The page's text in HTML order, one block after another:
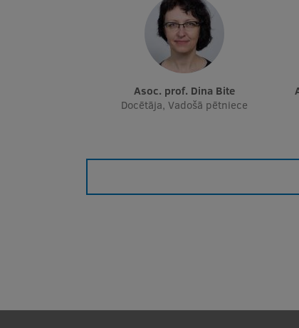
Asoc. prof. Dina Bite
Docētāja, Vadošā pētniece